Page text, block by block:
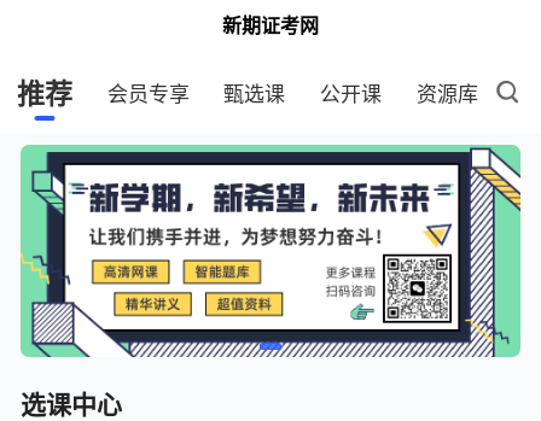
新期证考网
推荐 会员专享 甄选课 公开课 资源库
选课中心